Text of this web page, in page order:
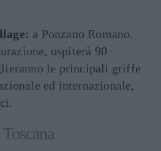
a Ponzano Romano.
ospiterà 90
le principali griffe
ed internazionale,